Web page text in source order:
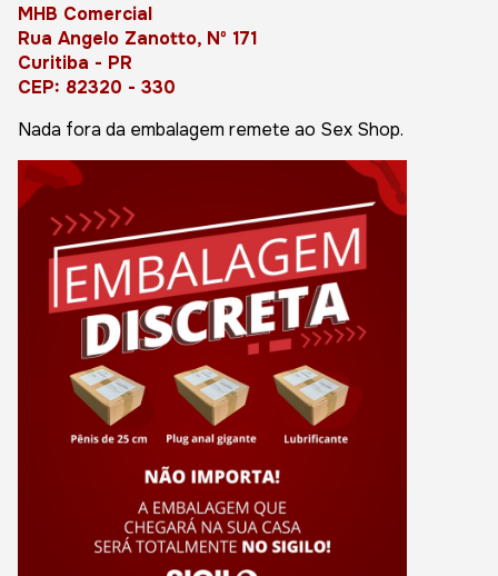
MHB Comercial
Rua Angelo Zanotto, Nº 171
Curitiba - PR
CEP: 82320 - 330
Nada fora da embalagem remete ao Sex Shop.